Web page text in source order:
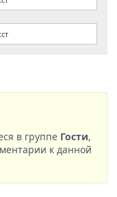
в группе Гости,
к данной